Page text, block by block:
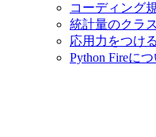
コーディング
統計量のクラ
応用力をつけ
Python Fireに